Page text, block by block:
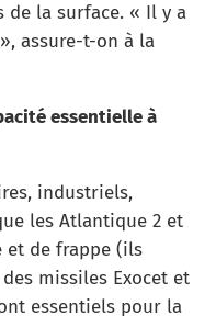
la surface. « Il y a
assure-t-on à la
essentielle à
industriels,
les Atlantique 2 et
et de frappe (ils
missiles Exocet et
essentiels pour la